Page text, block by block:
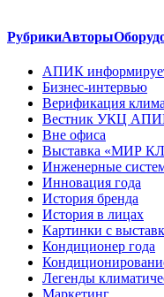
РубрикиАвторы
АПИК
Бизнес-интервью
Верификация
Вестник УКЦ
Вне офиса
Выставка «МИР
Инженерные
Инновация года
История бренда
История в лицах
Картинки с
Кондиционер года
Легенды